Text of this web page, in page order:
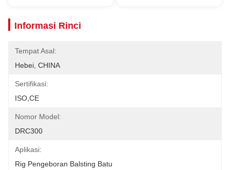
Informasi Rinci
Tempat Asal:
Hebei, CHINA
Sertifikasi:
ISO,CE
Nomor Model:
DRC300
Aplikasi:
Rig Pengeboran Balsting Batu